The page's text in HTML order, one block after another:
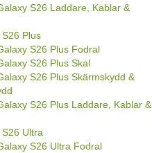
S26 Laddare, Kablar &
Plus
S26 Plus Fodral
S26 Plus Skal
S26 Plus Skärmskydd &
S26 Plus Laddare, Kablar &
Ultra
S26 Ultra Fodral